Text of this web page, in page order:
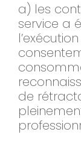
a) les
service a
de